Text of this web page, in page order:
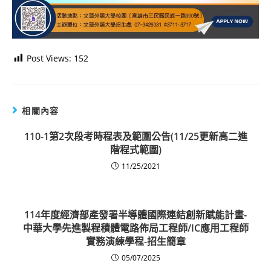
Post Views: 152
相關內容
110-1第2次段考時程表及範圍公告(11/25更新高二進
階程式範圍)
11/25/2021
114年度經濟部產發署半導體國際連結創新賦能計畫-
中華大學先進製程積體電路佈局工程師/IC應用工程師
實務演練學程-招生簡章
05/07/2025